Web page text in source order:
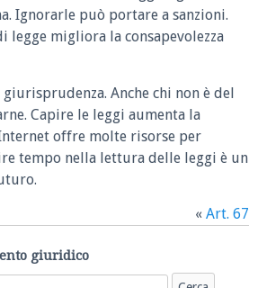
Ignorarle può portare a sanzioni.
migliora la consapevolezza
Anche chi non è del
Capire le leggi aumenta la
offre molte risorse per
tempo nella lettura delle leggi è un
« Art. 67
giuridico